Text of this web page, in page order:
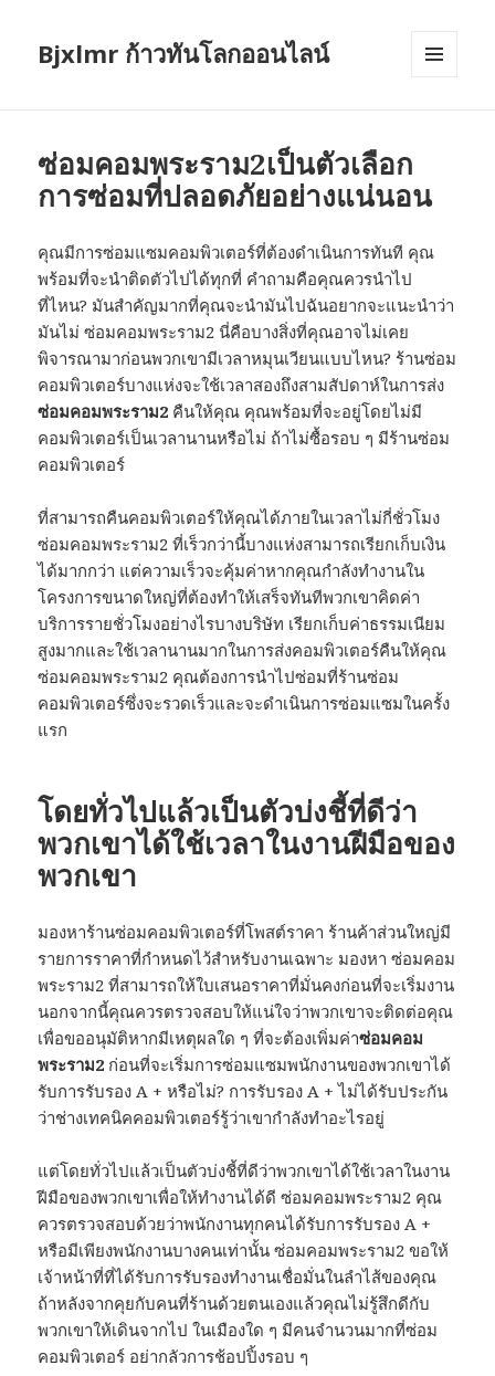
Bjxlmr ก้าวทันโลกออนไลน์
ซ่อมคอมพระราม2เป็นตัวเลือก
การซ่อมที่ปลอดภัยอย่างแน่นอน
คุณมีการซ่อมแซมคอมพิวเตอร์ที่ต้องดำเนินการทันที คุณ
พร้อมที่จะนำติดตัวไปได้ทุกที่ คำถามคือคุณควรนำไป
ที่ไหน? มันสำคัญมากที่คุณจะนำมันไปฉันอยากจะแนะนำว่า
มันไม่ ซ่อมคอมพระราม2 นี่คือบางสิ่งที่คุณอาจไม่เคย
พิจารณามาก่อนพวกเขามีเวลาหมุนเวียนแบบไหน? ร้านซ่อม
คอมพิวเตอร์บางแห่งจะใช้เวลาสองถึงสามสัปดาห์ในการส่ง
ซ่อมคอมพระราม2 คืนให้คุณ คุณพร้อมที่จะอยู่โดยไม่มี
คอมพิวเตอร์เป็นเวลานานหรือไม่ ถ้าไม่ซื้อรอบ ๆ มีร้านซ่อม
คอมพิวเตอร์
ที่สามารถคืนคอมพิวเตอร์ให้คุณได้ภายในเวลาไม่กี่ชั่วโมง
ซ่อมคอมพระราม2 ที่เร็วกว่านี้บางแห่งสามารถเรียกเก็บเงิน
ได้มากกว่า แต่ความเร็วจะคุ้มค่าหากคุณกำลังทำงานใน
โครงการขนาดใหญ่ที่ต้องทำให้เสร็จทันทีพวกเขาคิดค่า
บริการรายชั่วโมงอย่างไรบางบริษัท เรียกเก็บค่าธรรมเนียม
สูงมากและใช้เวลานานมากในการส่งคอมพิวเตอร์คืนให้คุณ
ซ่อมคอมพระราม2 คุณต้องการนำไปซ่อมที่ร้านซ่อม
คอมพิวเตอร์ซึ่งจะรวดเร็วและจะดำเนินการซ่อมแซมในครั้ง
แรก
โดยทั่วไปแล้วเป็นตัวบ่งชี้ที่ดีว่า
พวกเขาได้ใช้เวลาในงานฝีมือของ
พวกเขา
มองหาร้านซ่อมคอมพิวเตอร์ที่โพสต์ราคา ร้านค้าส่วนใหญ่มี
รายการราคาที่กำหนดไว้สำหรับงานเฉพาะ มองหา ซ่อมคอม
พระราม2 ที่สามารถให้ใบเสนอราคาที่มั่นคงก่อนที่จะเริ่มงาน
นอกจากนี้คุณควรตรวจสอบให้แน่ใจว่าพวกเขาจะติดต่อคุณ
เพื่อขออนุมัติหากมีเหตุผลใด ๆ ที่จะต้องเพิ่มค่าซ่อมคอม
พระราม2 ก่อนที่จะเริ่มการซ่อมแซมพนักงานของพวกเขาได้
รับการรับรอง A + หรือไม่? การรับรอง A + ไม่ได้รับประกัน
ว่าช่างเทคนิคคอมพิวเตอร์รู้ว่าเขากำลังทำอะไรอยู่
แต่โดยทั่วไปแล้วเป็นตัวบ่งชี้ที่ดีว่าพวกเขาได้ใช้เวลาในงาน
ฝีมือของพวกเขาเพื่อให้ทำงานได้ดี ซ่อมคอมพระราม2 คุณ
ควรตรวจสอบด้วยว่าพนักงานทุกคนได้รับการรับรอง A +
หรือมีเพียงพนักงานบางคนเท่านั้น ซ่อมคอมพระราม2 ขอให้
เจ้าหน้าที่ที่ได้รับการรับรองทำงานเชื่อมั่นในลำไส้ของคุณ
ถ้าหลังจากคุยกับคนที่ร้านด้วยตนเองแล้วคุณไม่รู้สึกดีกับ
พวกเขาให้เดินจากไป ในเมืองใด ๆ มีคนจำนวนมากที่ซ่อม
คอมพิวเตอร์ อย่ากลัวการช้อปปิ้งรอบ ๆ